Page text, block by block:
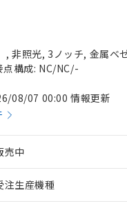
非照光, 3ノッチ, 金属ベ
構成: NC/NC/-
08/07 00:00 情報更新
売中
注生産機種